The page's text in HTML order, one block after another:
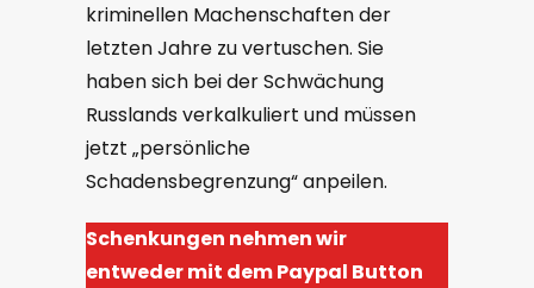
kriminellen Machenschaften der
letzten Jahre zu vertuschen. Sie
haben sich bei der Schwächung
Russlands verkalkuliert und müssen
jetzt „persönliche
Schadensbegrenzung“ anpeilen.
Schenkungen nehmen wir
entweder mit dem Paypal Button